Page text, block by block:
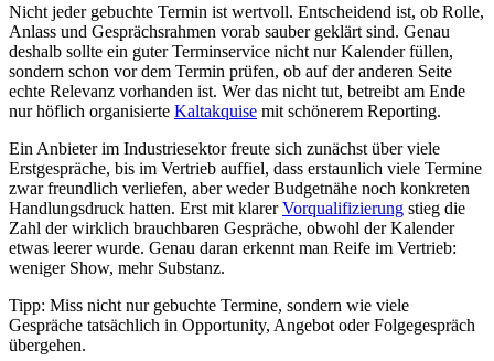
Nicht jeder gebuchte Termin ist wertvoll. Entscheidend ist, ob Rolle,
Anlass und Gesprächsrahmen vorab sauber geklärt sind. Genau
deshalb sollte ein guter Terminservice nicht nur Kalender füllen,
sondern schon vor dem Termin prüfen, ob auf der anderen Seite
echte Relevanz vorhanden ist. Wer das nicht tut, betreibt am Ende
nur höflich organisierte Kaltakquise mit schönerem Reporting.
Ein Anbieter im Industriesektor freute sich zunächst über viele
Erstgespräche, bis im Vertrieb auffiel, dass erstaunlich viele Termine
zwar freundlich verliefen, aber weder Budgetnähe noch konkreten
Handlungsdruck hatten. Erst mit klarerVorqualifizierung stieg die
Zahl der wirklich brauchbaren Gespräche, obwohl der Kalender
etwas leerer wurde. Genau daran erkennt man Reife im Vertrieb:
weniger Show, mehr Substanz.
Tipp: Miss nicht nur gebuchte Termine, sondern wie viele
Gespräche tatsächlich in Opportunity, Angebot oder Folgegespräch
übergehen.